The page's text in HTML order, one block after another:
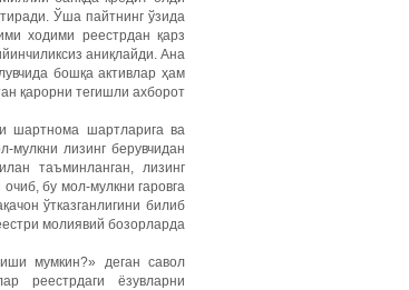
Ўша пайтнинг ўзида
ходими реестрдан қарз
аниқлайди. Ана
бошқа активлар ҳам
қарорни тегишли ахборот
шартнома шартларига ва
мулкни лизинг берувчидан
таъминланган, лизинг
бу мол-мулкни гаровга
ўтказганлигини билиб
молиявий бозорларда
мумкин?» деган савол
реестрдаги ёзувларни